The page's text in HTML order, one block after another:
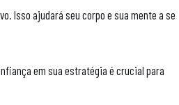
Isso ajudará seu corpo e sua mente a se
em sua estratégia é crucial para